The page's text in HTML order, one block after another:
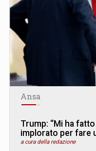
Ansa
Trump: “Mi ha
implorato per fare
a cura della redazione